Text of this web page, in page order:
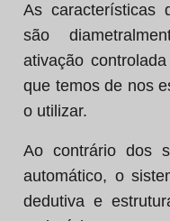
As características
são
ativação
que temos de nos
o utilizar.
Ao contrário dos
automático, o
dedutiva e